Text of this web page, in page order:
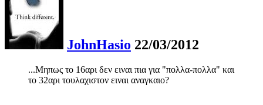
JohnHasio 22/03/2012
...Μηπως το 16αρι δεν ειναι πια για "πολλα-πολλα" και
το 32αρι τουλαχιστον ειναι αναγκαιο?